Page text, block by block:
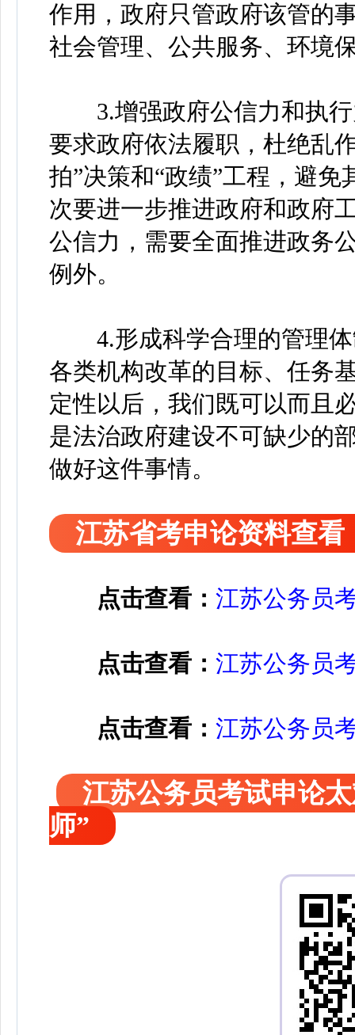
作用，政府只管政府该管的
社会管理、公共服务、环境
3.增强政府公信力和执行
要求政府依法履职，杜绝乱
拍”决策和“政绩”工程，避
次要进一步推进政府和政府
公信力，需要全面推进政务
例外。
4.形成科学合理的管理体
各类机构改革的目标、任务
定性以后，我们既可以而且
是法治政府建设不可缺少的
做好这件事情。
江苏省考申论资料查看
点击查看： 江苏公务员
点击查看： 江苏公务员
点击查看： 江苏公务员
江苏公务员考试申论
师”